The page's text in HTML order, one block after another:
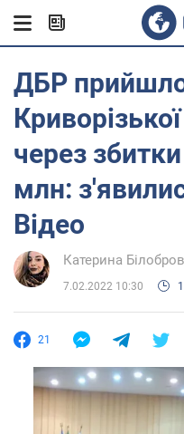
ДБР
через
млн:
Відео
Катерина
7.02.2022 10:30
21